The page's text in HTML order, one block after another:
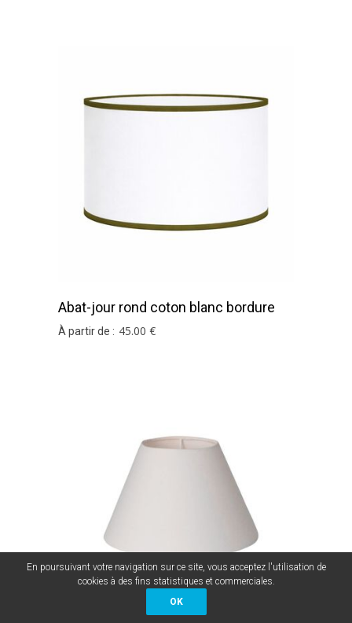
Abat-jour rond coton blanc bordure
vert olive
À partir de : 45.00 €
En poursuivant votre navigation sur ce site, vous acceptez l'utilisation de
cookies à des fins statistiques et commerciales.
OK